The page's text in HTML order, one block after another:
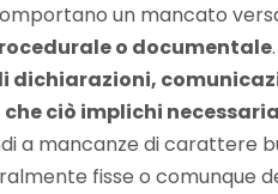
un mancato
o documentale
dichiarazioni,
ciò implichi
a mancanze di carattere
fisse o comunque